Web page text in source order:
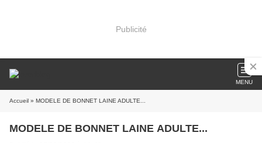
Publicité
MENU
Accueil » MODELE DE BONNET LAINE ADULTE...
MODELE DE BONNET LAINE ADULTE...